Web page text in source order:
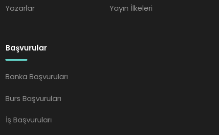
Yazarlar Yayın İlkeleri
Başvurular
Banka Başvuruları
Burs Başvuruları
İş Başvuruları